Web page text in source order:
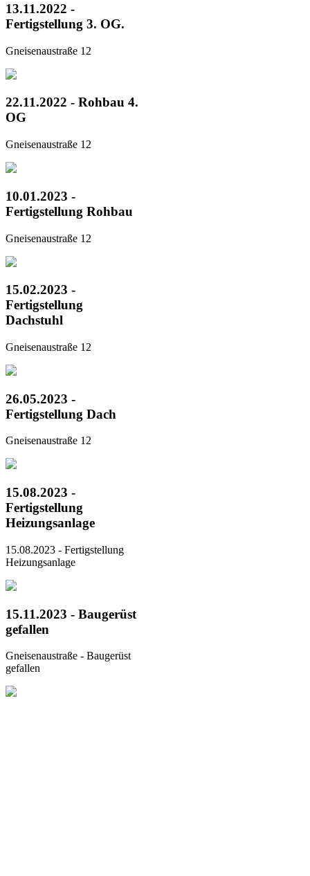
13.11.2022 -
Fertigstellung 3. OG.
Gneisenaustraße 12
22.11.2022 - Rohbau 4.
OG
Gneisenaustraße 12
10.01.2023 -
Fertigstellung Rohbau
Gneisenaustraße 12
15.02.2023 -
Fertigstellung
Dachstuhl
Gneisenaustraße 12
26.05.2023 -
Fertigstellung Dach
Gneisenaustraße 12
15.08.2023 -
Fertigstellung
Heizungsanlage
15.08.2023 - Fertigstellung
Heizungsanlage
15.11.2023 - Baugerüst
gefallen
Gneisenaustraße - Baugerüst
gefallen